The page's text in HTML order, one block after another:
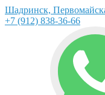
Шадринск,
+7 (912) 838-36-66